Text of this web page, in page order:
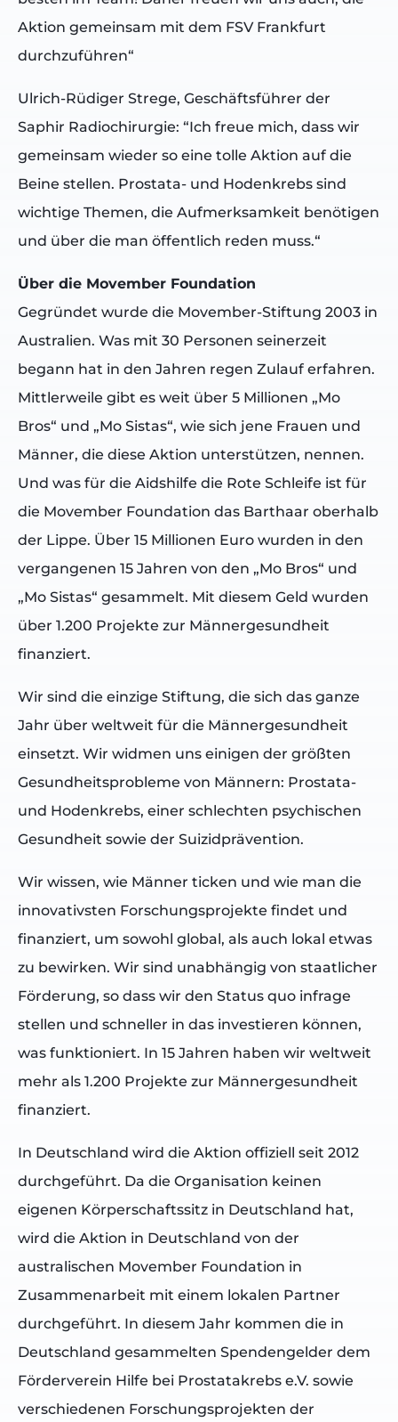
Aktion gemeinsam mit dem FSV Frankfurt
durchzuführen“
Ulrich-Rüdiger Strege, Geschäftsführer der
Saphir Radiochirurgie: “Ich freue mich, dass wir
gemeinsam wieder so eine tolle Aktion auf die
Beine stellen. Prostata- und Hodenkrebs sind
wichtige Themen, die Aufmerksamkeit benötigen
und über die man öffentlich reden muss.“
Über die Movember Foundation
Gegründet wurde die Movember-Stiftung 2003 in
Australien. Was mit 30 Personen seinerzeit
begann hat in den Jahren regen Zulauf erfahren.
Mittlerweile gibt es weit über 5 Millionen „Mo
Bros“ und „Mo Sistas“, wie sich jene Frauen und
Männer, die diese Aktion unterstützen, nennen.
Und was für die Aidshilfe die Rote Schleife ist für
die Movember Foundation das Barthaar oberhalb
der Lippe. Über 15 Millionen Euro wurden in den
vergangenen 15 Jahren von den „Mo Bros“ und
„Mo Sistas“ gesammelt. Mit diesem Geld wurden
über 1.200 Projekte zur Männergesundheit
finanziert.
Wir sind die einzige Stiftung, die sich das ganze
Jahr über weltweit für die Männergesundheit
einsetzt. Wir widmen uns einigen der größten
Gesundheitsprobleme von Männern: Prostata-
und Hodenkrebs, einer schlechten psychischen
Gesundheit sowie der Suizidprävention.
Wir wissen, wie Männer ticken und wie man die
innovativsten Forschungsprojekte findet und
finanziert, um sowohl global, als auch lokal etwas
zu bewirken. Wir sind unabhängig von staatlicher
Förderung, so dass wir den Status quo infrage
stellen und schneller in das investieren können,
was funktioniert. In 15 Jahren haben wir weltweit
mehr als 1.200 Projekte zur Männergesundheit
finanziert.
In Deutschland wird die Aktion offiziell seit 2012
durchgeführt. Da die Organisation keinen
eigenen Körperschaftssitz in Deutschland hat,
wird die Aktion in Deutschland von der
australischen Movember Foundation in
Zusammenarbeit mit einem lokalen Partner
durchgeführt. In diesem Jahr kommen die in
Deutschland gesammelten Spendengelder dem
Förderverein Hilfe bei Prostatakrebs e.V. sowie
verschiedenen Forschungsprojekten der